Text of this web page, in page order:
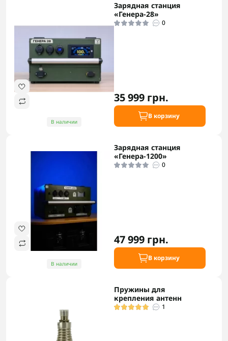
В наличии
Зарядная станция
«Генера-28»
0
35 999 грн.
В корзину
В наличии
Зарядная станция
«Генера-1200»
0
47 999 грн.
В корзину
Пружины для
крепления антенн
1